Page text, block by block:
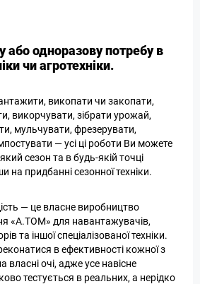
або одноразову потребу в
чи агротехніки.
викопати чи закопати,
викорчувати, зібрати урожай,
мульчувати, фрезерувати,
— усі ці роботи Ви можете
сезон та в будь-якій точці
на придбанні сезонної техніки.
— це власне виробництво
«А.ТОМ» для навантажувачів,
та іншої спеціалізованої техніки.
в ефективності кожної з
очі, адже усе навісне
тестується в реальних, а нерідко